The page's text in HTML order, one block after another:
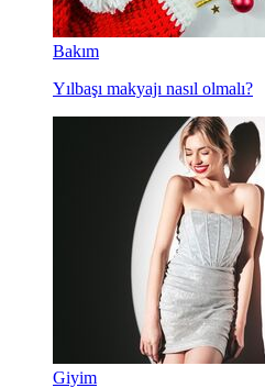
Bakım
Yılbaşı makyajı nasıl olmalı?
Giyim